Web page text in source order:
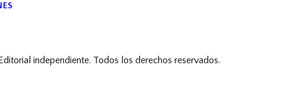
independiente. Todos los derechos reservados.